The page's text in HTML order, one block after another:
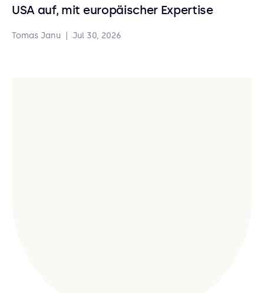
USA auf, mit europäischer Expertise
Tomas Janu Jul 30, 2026